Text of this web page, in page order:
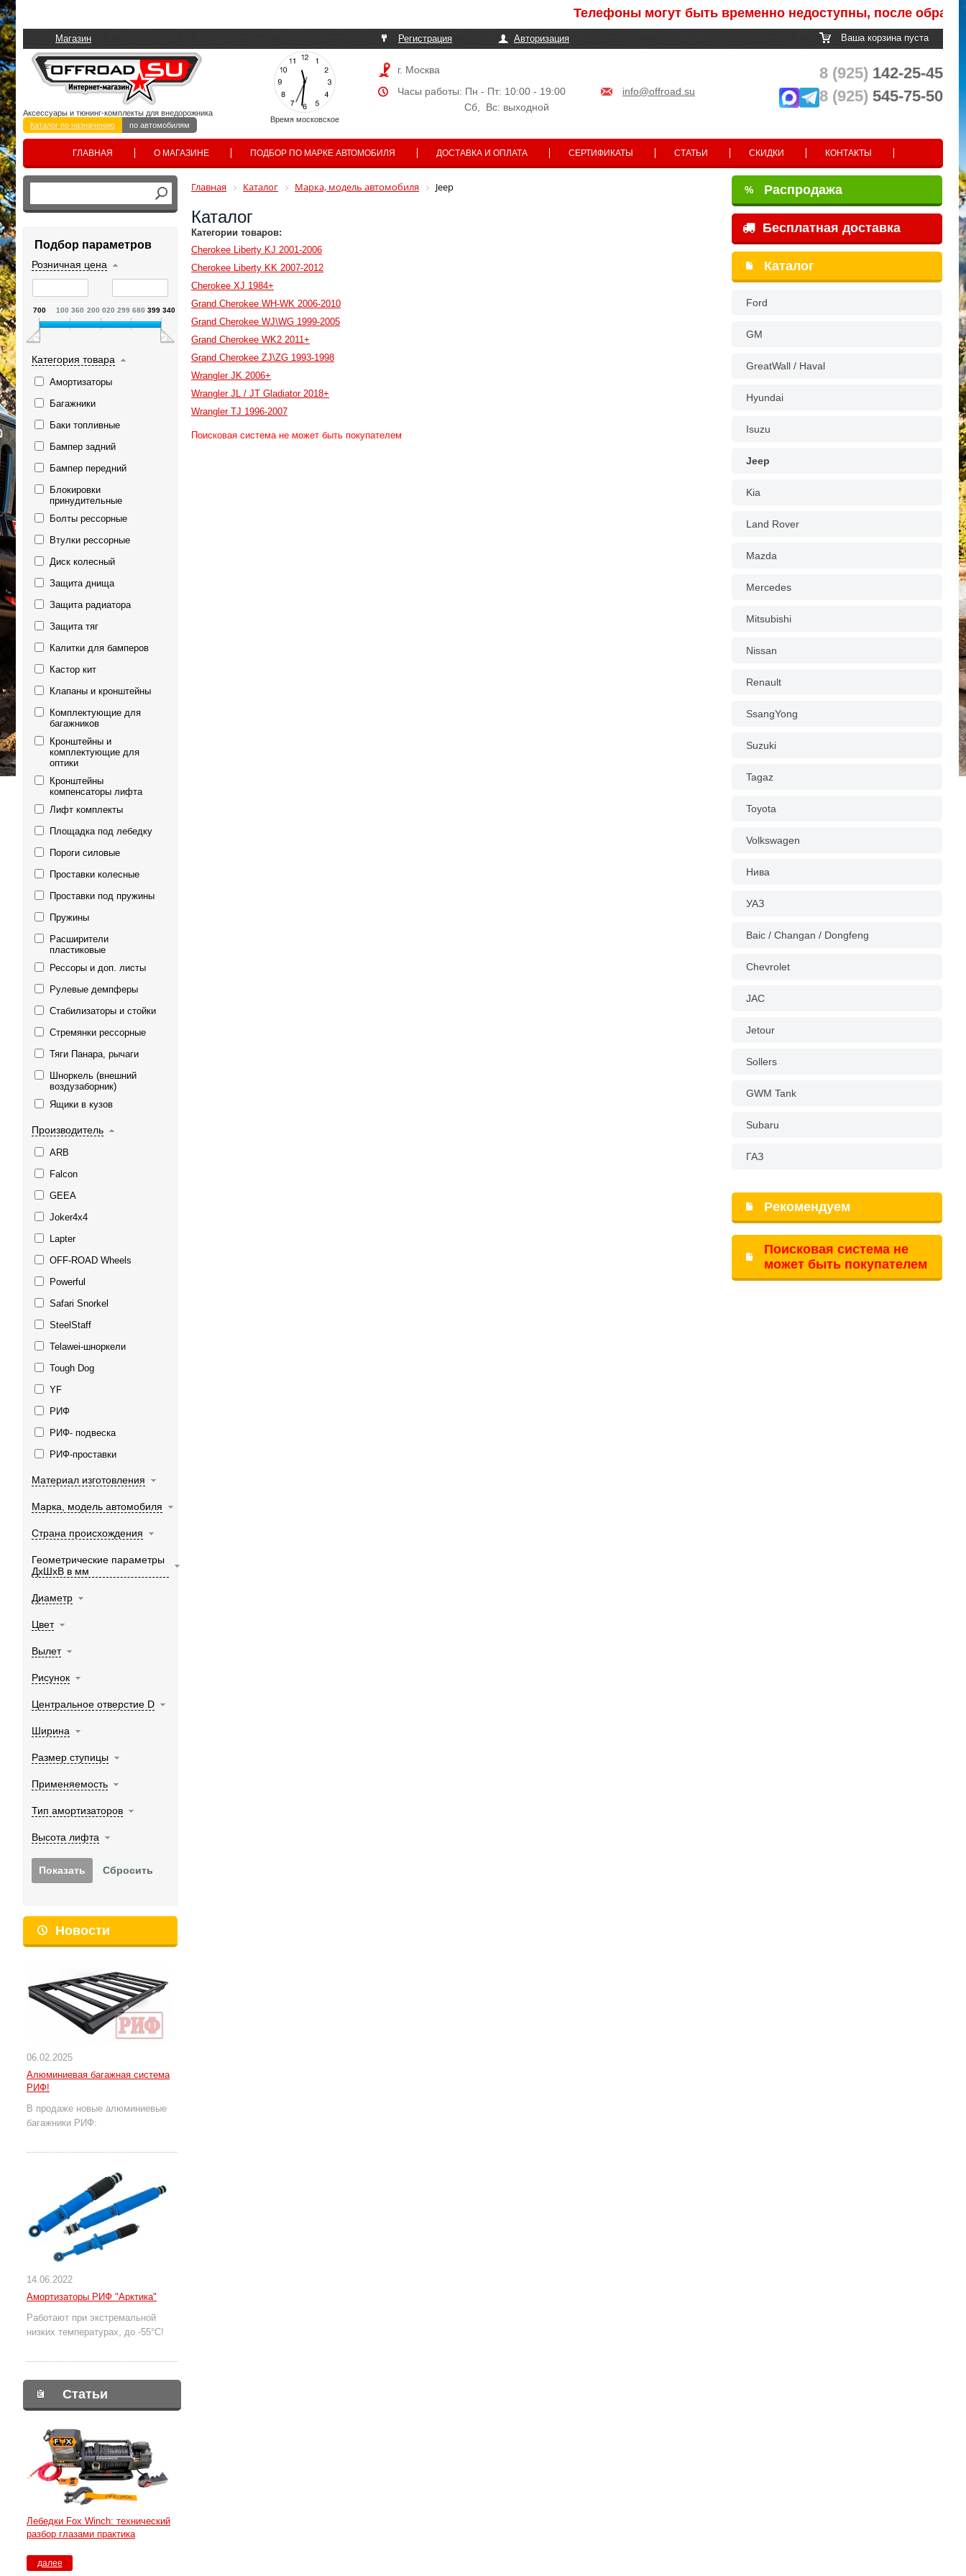
Телефоны могут быть временно недоступны, после обработки
Магазин Регистрация Авторизация Ваша корзина пуста
Время московское
Аксессуары и тюнинг-комплекты для внедорожника
Каталог по назначению
по автомобилям
г. Москва
Часы работы: Пн - Пт: 10:00 - 19:00
info@offroad.su
Сб, Вс: выходной
8 (925) 142-25-45
8 (925) 545-75-50
ГЛАВНАЯ О МАГАЗИНЕ ПОДБОР ПО МАРКЕ АВТОМОБИЛЯ ДОСТАВКА И ОПЛАТА СЕРТИФИКАТЫ СТАТЬИ СКИДКИ КОНТАКТЫ
Подбор параметров
Розничная цена
700 100 360 200 020 299 680 399 340
Категория товара
Амортизаторы
Багажники
Баки топливные
Бампер задний
Бампер передний
Блокировки
принудительные
Болты рессорные
Втулки рессорные
Диск колесный
Защита днища
Защита радиатора
Защита тяг
Калитки для бамперов
Кастор кит
Клапаны и кронштейны
Комплектующие для
багажников
Кронштейны и
комплектующие для
оптики
Кронштейны
компенсаторы лифта
Лифт комплекты
Площадка под лебедку
Пороги силовые
Проставки колесные
Проставки под пружины
Пружины
Расширители
пластиковые
Рессоры и доп. листы
Рулевые демпферы
Стабилизаторы и стойки
Стремянки рессорные
Тяги Панара, рычаги
Шноркель (внешний
воздузаборник)
Ящики в кузов
Производитель
ARB
Falcon
GEEA
Joker4x4
Lapter
OFF-ROAD Wheels
Powerful
Safari Snorkel
SteelStaff
Telawei-шноркели
Tough Dog
YF
РИФ
РИФ- подвеска
РИФ-проставки
Материал изготовления
Марка, модель автомобиля
Страна происхождения
Геометрические параметры
ДхШхВ в мм
Диаметр
Цвет
Вылет
Рисунок
Центральное отверстие D
Ширина
Размер ступицы
Применяемость
Тип амортизаторов
Высота лифта
Новости
06.02.2025
Алюминиевая багажная система
РИФ!
В продаже новые алюминиевые
багажники РИФ:
14.06.2022
Амортизаторы РИФ "Арктика"
Работают при экстремальной
низких температурах, до -55°С!
Статьи
Лебедки Fox Winch: технический
разбор глазами практика
далее
Главная Каталог Марка, модель автомобиля Jeep
Каталог
Категории товаров:
Cherokee Liberty KJ 2001-2006
Cherokee Liberty KK 2007-2012
Cherokee XJ 1984+
Grand Cherokee WH-WK 2006-2010
Grand Cherokee WJ\WG 1999-2005
Grand Cherokee WK2 2011+
Grand Cherokee ZJ\ZG 1993-1998
Wrangler JK 2006+
Wrangler JL / JT Gladiator 2018+
Wrangler TJ 1996-2007
Поисковая система не может быть покупателем
% Распродажа
Бесплатная доставка
Каталог
Ford
GM
GreatWall / Haval
Hyundai
Isuzu
Jeep
Kia
Land Rover
Mazda
Mercedes
Mitsubishi
Nissan
Renault
SsangYong
Suzuki
Tagaz
Toyota
Volkswagen
Нива
УАЗ
Baic / Changan / Dongfeng
Chevrolet
JAC
Jetour
Sollers
GWM Tank
Subaru
ГАЗ
Рекомендуем
Поисковая система не
может быть покупателем